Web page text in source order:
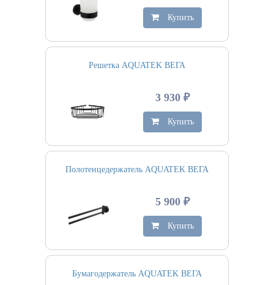
Купить
Решетка AQUATEK ВЕГА
3 930 ₽
Купить
Полотенцедержатель AQUATEK ВЕГА
5 900 ₽
Купить
Бумагодержатель AQUATEK ВЕГА